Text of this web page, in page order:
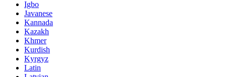
Igbo
Javanese
Kannada
Kazakh
Khmer
Kurdish
Kyrgyz
Latin